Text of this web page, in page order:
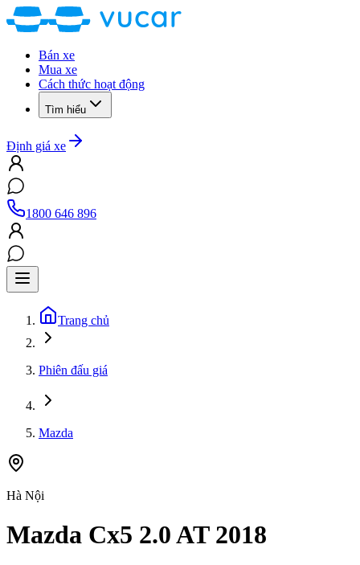
Bán xe
Mua xe
Cách thức hoạt động
Tìm hiểu
Định giá xe
1800 646 896
Trang chủ
Phiên đấu giá
Mazda
Hà Nội
Mazda Cx5 2.0 AT 2018